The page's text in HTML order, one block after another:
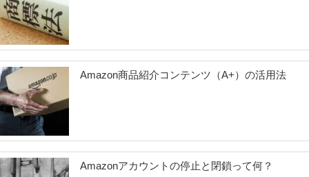
Amazon商品紹介コンテンツ（A+）の活用法
Amazonアカウントの停止と閉鎖って何？